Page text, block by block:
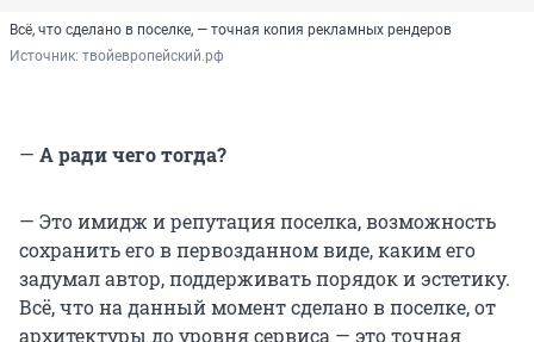
Всё, что сделано в поселке, — точная копия рекламных рендеров
Источник: твойевропейский.рф
— А ради чего тогда?
— Это имидж и репутация поселка, возможность
сохранить его в первозданном виде, каким его
задумал автор, поддерживать порядок и эстетику.
Всё, что на данный момент сделано в поселке, от
архитектуры до уровня сервиса — это точная